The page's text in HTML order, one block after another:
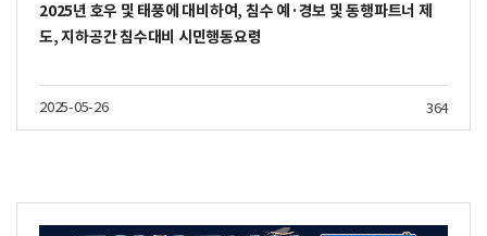
2025년 호우 및 태풍에 대비하여, 침수 예·경보 및 동행파트너 제
도, 지하공간 침수대비 시민행동요령
2025-05-26 364